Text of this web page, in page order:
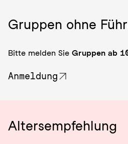
Gruppen ohne
Bitte melden Sie Gruppen ab
Anmeldung
Alters­empfehlung